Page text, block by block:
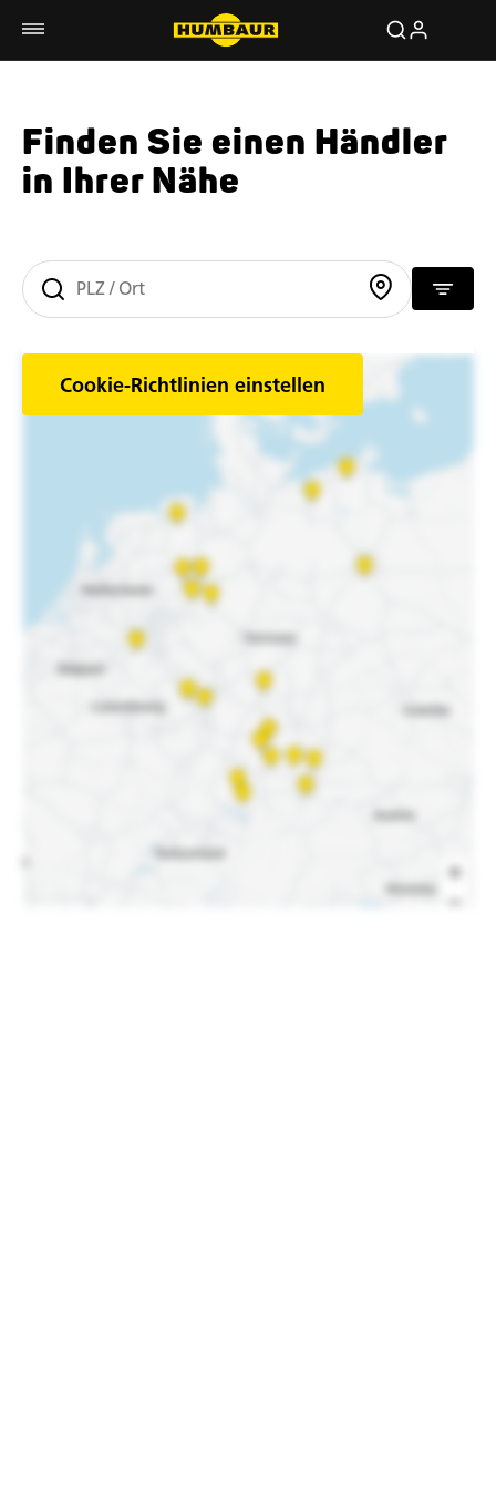
Finden Sie einen Händler
in Ihrer Nähe
Cookie-Richtlinien einstellen